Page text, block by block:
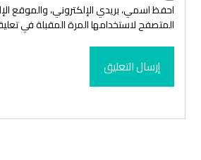
احفظ اسمي، بريدي الإلكتروني، والموقع
المتصفح لاستخدامها المرة المقبلة في
إرسال التعليق